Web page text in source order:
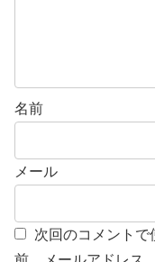
名前
メール
次回のコメントで